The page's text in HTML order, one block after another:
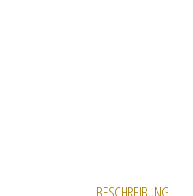
BESCHREIBUNG